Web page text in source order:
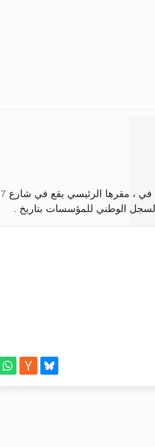
الرئيسي يقع في شارع 07 نوفمبر المزونة (
الوطني للمؤسسات بتاريخ .